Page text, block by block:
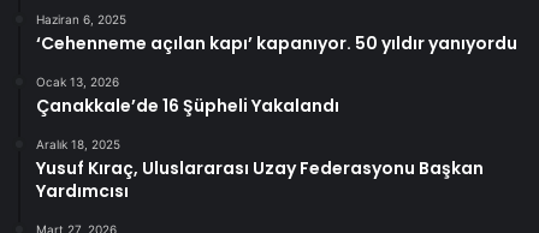
Haziran 6, 2025
‘Cehenneme açılan kapı’ kapanıyor. 50 yıldır yanıyordu
Ocak 13, 2026
Çanakkale’de 16 Şüpheli Yakalandı
Aralık 18, 2025
Yusuf Kıraç, Uluslararası Uzay Federasyonu Başkan
Yardımcısı
Mart 27, 2026